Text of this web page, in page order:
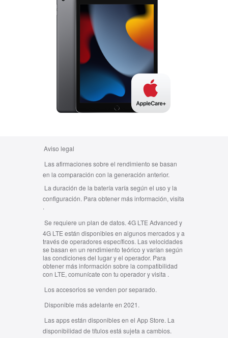
Aviso legal
Las afirmaciones sobre el rendimiento se basan
en la comparación con la generación anterior.
La duración de la batería varía según el uso y la
configuración. Para obtener más información, visita
.
Se requiere un plan de datos. 4G LTE Advanced y
4G LTE están disponibles en algunos mercados y a
través de operadores específicos. Las velocidades
se basan en un rendimiento teórico y varían según
las condiciones del lugar y el operador. Para
obtener más información sobre la compatibilidad
con LTE, comunícate con tu operador y visita .
Los accesorios se venden por separado.
Disponible más adelante en 2021.
Las apps están disponibles en el App Store. La
disponibilidad de títulos está sujeta a cambios.